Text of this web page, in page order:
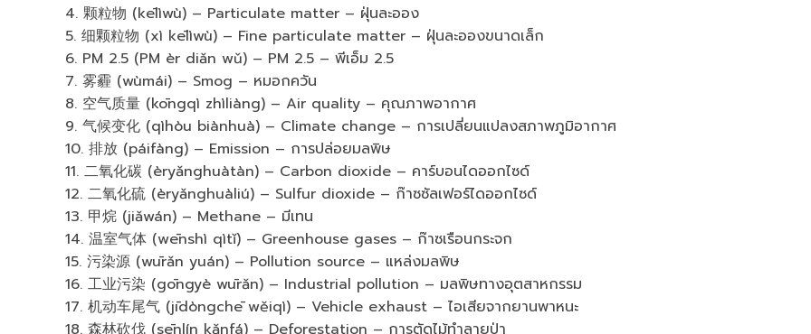
4. 颗粒物 (kēlìwù) – Particulate matter – ฝุ่นละออง
5. 细颗粒物 (xì kēlìwù) – Fine particulate matter – ฝุ่นละอองขนาดเล็ก
6. PM 2.5 (PM èr diǎn wǔ) – PM 2.5 – พีเอ็ม 2.5
7. 雾霾 (wùmái) – Smog – หมอกควัน
8. 空气质量 (kōngqì zhìliàng) – Air quality – คุณภาพอากาศ
9. 气候变化 (qìhòu biànhuà) – Climate change – การเปลี่ยนแปลงสภาพภูมิอากาศ
10. 排放 (páifàng) – Emission – การปล่อยมลพิษ
11. 二氧化碳 (èryǎnghuàtàn) – Carbon dioxide – คาร์บอนไดออกไซด์
12. 二氧化硫 (èryǎnghuàliú) – Sulfur dioxide – ก๊าซซัลเฟอร์ไดออกไซด์
13. 甲烷 (jiǎwán) – Methane – มีเทน
14. 温室气体 (wēnshì qìtǐ) – Greenhouse gases – ก๊าซเรือนกระจก
15. 污染源 (wūrǎn yuán) – Pollution source – แหล่งมลพิษ
16. 工业污染 (gōngyè wūrǎn) – Industrial pollution – มลพิษทางอุตสาหกรรม
17. 机动车尾气 (jīdòngchē wěiqì) – Vehicle exhaust – ไอเสียจากยานพาหนะ
18. 森林砍伐 (sēnlín kǎnfá) – Deforestation – การตัดไม้ทำลายป่า